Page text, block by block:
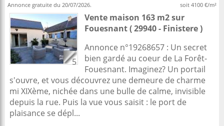
Annonce gratuite du 20/07/2026. soit 4100 €/m²
5
Vente maison 163 m2sur
Fouesnant( 29940 - Finistere )
Annonce n°19268657 : Un secret
bien gardé au coeur de La Forêt-
Fouesnant. Imaginez? Un portail
s'ouvre, et vous découvrez une demeure de charme
mi XIXème, nichée dans une bulle de calme, invisible
depuis la rue. Puis la vue vous saisit : le port de
plaisance se dépl...